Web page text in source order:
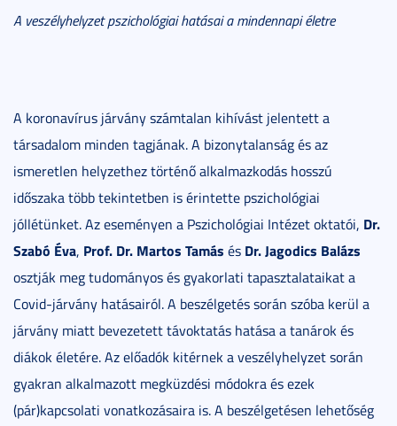
A veszélyhelyzet pszichológiai hatásai a mindennapi életre
A koronavírus járvány számtalan kihívást jelentett a
társadalom minden tagjának. A bizonytalanság és az
ismeretlen helyzethez történő alkalmazkodás hosszú
időszaka több tekintetben is érintette pszichológiai
jóllétünket. Az eseményen a Pszichológiai Intézet oktatói, Dr.
Szabó Éva, Prof. Dr. Martos Tamás és Dr. Jagodics Balázs
osztják meg tudományos és gyakorlati tapasztalataikat a
Covid-járvány hatásairól. A beszélgetés során szóba kerül a
járvány miatt bevezetett távoktatás hatása a tanárok és
diákok életére. Az előadók kitérnek a veszélyhelyzet során
gyakran alkalmazott megküzdési módokra és ezek
(pár)kapcsolati vonatkozásaira is. A beszélgetésen lehetőség